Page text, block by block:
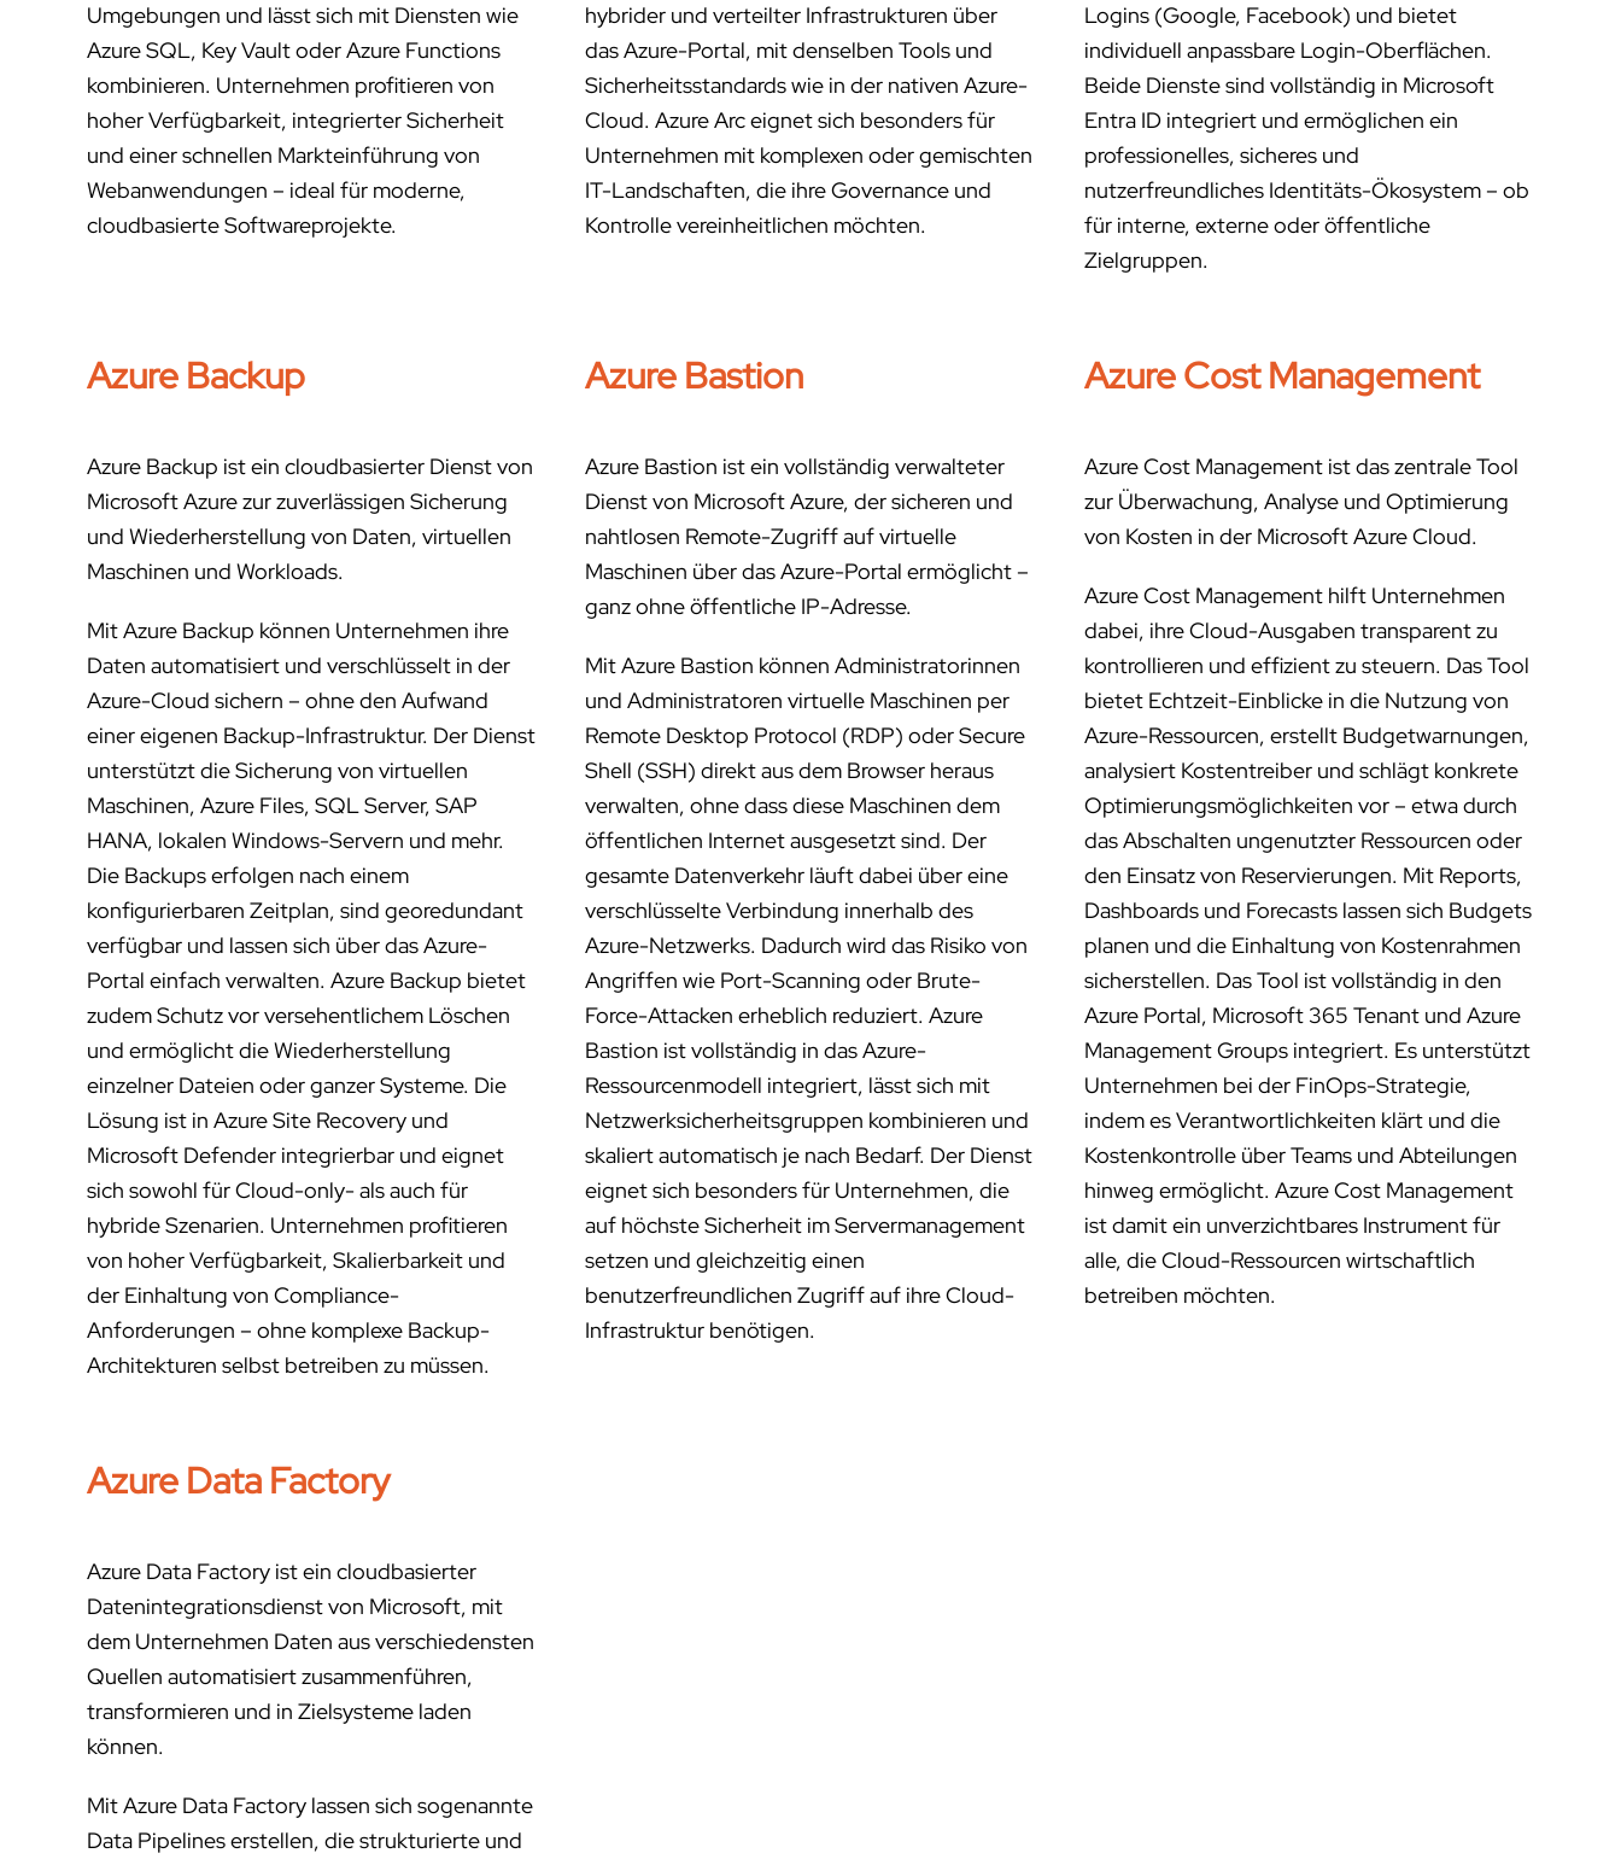
Umgebungen und lässt sich mit Diensten wie
Azure SQL, Key Vault oder Azure Functions
kombinieren. Unternehmen profitieren von
hoher Verfügbarkeit, integrierter Sicherheit
und einer schnellen Markteinführung von
Webanwendungen – ideal für moderne,
cloudbasierte Softwareprojekte.
hybrider und verteilter Infrastrukturen über
das Azure-Portal, mit denselben Tools und
Sicherheitsstandards wie in der nativen Azure-
Cloud. Azure Arc eignet sich besonders für
Unternehmen mit komplexen oder gemischten
IT-Landschaften, die ihre Governance und
Kontrolle vereinheitlichen möchten.
Logins (Google, Facebook) und bietet
individuell anpassbare Login-Oberflächen.
Beide Dienste sind vollständig in Microsoft
Entra ID integriert und ermöglichen ein
professionelles, sicheres und
nutzerfreundliches Identitäts-Ökosystem – ob
für interne, externe oder öffentliche
Zielgruppen.
Azure Backup
Azure Backup ist ein cloudbasierter Dienst von
Microsoft Azure zur zuverlässigen Sicherung
und Wiederherstellung von Daten, virtuellen
Maschinen und Workloads.
Mit Azure Backup können Unternehmen ihre
Daten automatisiert und verschlüsselt in der
Azure-Cloud sichern – ohne den Aufwand
einer eigenen Backup-Infrastruktur. Der Dienst
unterstützt die Sicherung von virtuellen
Maschinen, Azure Files, SQL Server, SAP
HANA, lokalen Windows-Servern und mehr.
Die Backups erfolgen nach einem
konfigurierbaren Zeitplan, sind georedundant
verfügbar und lassen sich über das Azure-
Portal einfach verwalten. Azure Backup bietet
zudem Schutz vor versehentlichem Löschen
und ermöglicht die Wiederherstellung
einzelner Dateien oder ganzer Systeme. Die
Lösung ist in Azure Site Recovery und
Microsoft Defender integrierbar und eignet
sich sowohl für Cloud-only- als auch für
hybride Szenarien. Unternehmen profitieren
von hoher Verfügbarkeit, Skalierbarkeit und
der Einhaltung von Compliance-
Anforderungen – ohne komplexe Backup-
Architekturen selbst betreiben zu müssen.
Azure Bastion
Azure Bastion ist ein vollständig verwalteter
Dienst von Microsoft Azure, der sicheren und
nahtlosen Remote-Zugriff auf virtuelle
Maschinen über das Azure-Portal ermöglicht –
ganz ohne öffentliche IP-Adresse.
Mit Azure Bastion können Administratorinnen
und Administratoren virtuelle Maschinen per
Remote Desktop Protocol (RDP) oder Secure
Shell (SSH) direkt aus dem Browser heraus
verwalten, ohne dass diese Maschinen dem
öffentlichen Internet ausgesetzt sind. Der
gesamte Datenverkehr läuft dabei über eine
verschlüsselte Verbindung innerhalb des
Azure-Netzwerks. Dadurch wird das Risiko von
Angriffen wie Port-Scanning oder Brute-
Force-Attacken erheblich reduziert. Azure
Bastion ist vollständig in das Azure-
Ressourcenmodell integriert, lässt sich mit
Netzwerksicherheitsgruppen kombinieren und
skaliert automatisch je nach Bedarf. Der Dienst
eignet sich besonders für Unternehmen, die
auf höchste Sicherheit im Servermanagement
setzen und gleichzeitig einen
benutzerfreundlichen Zugriff auf ihre Cloud-
Infrastruktur benötigen.
Azure Cost Management
Azure Cost Management ist das zentrale Tool
zur Überwachung, Analyse und Optimierung
von Kosten in der Microsoft Azure Cloud.
Azure Cost Management hilft Unternehmen
dabei, ihre Cloud-Ausgaben transparent zu
kontrollieren und effizient zu steuern. Das Tool
bietet Echtzeit-Einblicke in die Nutzung von
Azure-Ressourcen, erstellt Budgetwarnungen,
analysiert Kostentreiber und schlägt konkrete
Optimierungsmöglichkeiten vor – etwa durch
das Abschalten ungenutzter Ressourcen oder
den Einsatz von Reservierungen. Mit Reports,
Dashboards und Forecasts lassen sich Budgets
planen und die Einhaltung von Kostenrahmen
sicherstellen. Das Tool ist vollständig in den
Azure Portal, Microsoft 365 Tenant und Azure
Management Groups integriert. Es unterstützt
Unternehmen bei der FinOps-Strategie,
indem es Verantwortlichkeiten klärt und die
Kostenkontrolle über Teams und Abteilungen
hinweg ermöglicht. Azure Cost Management
ist damit ein unverzichtbares Instrument für
alle, die Cloud-Ressourcen wirtschaftlich
betreiben möchten.
Azure Data Factory
Azure Data Factory ist ein cloudbasierter
Datenintegrationsdienst von Microsoft, mit
dem Unternehmen Daten aus verschiedensten
Quellen automatisiert zusammenführen,
transformieren und in Zielsysteme laden
können.
Mit Azure Data Factory lassen sich sogenannte
Data Pipelines erstellen, die strukturierte und